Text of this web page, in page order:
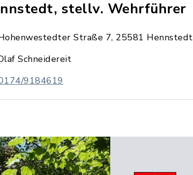
stellv. Wehrführer
Straße 7, 25581 Hennstedt
Schneidereit
9184619